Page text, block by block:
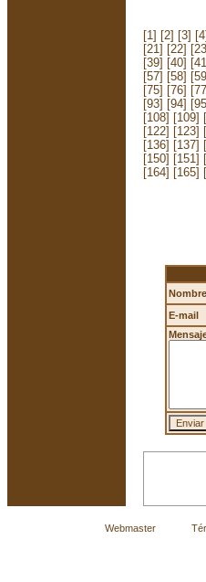
[1] [2] [3] [4]
[21] [22]
[39] [40]
[57] [58]
[75] [76]
[93] [94]
[108] [109]
[122] [123]
[136] [137]
[150] [151]
[164] [165]
Nombre
E-mail
Webmaster